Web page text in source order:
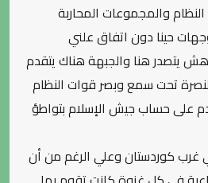
والمجموعات المحاربة
حينا دون اتفاق علني
يتصدر هنا والجبهة هناك يتقدم
تحت سمع وبصر قوات النظام
على حساب جيش الإسلام بتواطؤ
غرب كوردستان وعلي الرغم من أن